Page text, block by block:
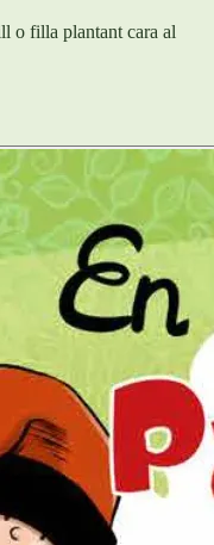
o filla plantant cara al